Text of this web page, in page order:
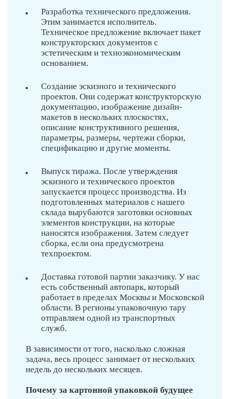
Разработка технического предложения.
Этим занимается исполнитель.
Техническое предложение включает пакет
конструкторских документов с
эстетическим и техноэкономическим
основанием.
Создание эскизного и технического
проектов. Они содержат конструкторскую
документацию, изображение дизайн-
макетов в нескольких плоскостях,
описание конструктивного решения,
параметры, размеры, чертежи сборки,
спецификацию и другие моменты.
Выпуск тиража. После утверждения
эскизного и технического проектов
запускается процесс производства. Из
подготовленных материалов с нашего
склада вырубаются заготовки основных
элементов конструкции, на которые
наносятся изображения. Затем следует
сборка, если она предусмотрена
техпроектом.
Доставка готовой партии заказчику. У нас
есть собственный автопарк, который
работает в пределах Москвы и Московской
области. В регионы упаковочную тару
отправляем одной из транспортных
служб.
В зависимости от того, насколько сложная
задача, весь процесс занимает от нескольких
недель до нескольких месяцев.
Почему за картонной упаковкой будущее